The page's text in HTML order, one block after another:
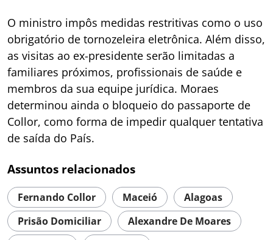
O ministro impôs medidas restritivas como o uso
obrigatório de tornozeleira eletrônica. Além disso,
as visitas ao ex-presidente serão limitadas a
familiares próximos, profissionais de saúde e
membros da sua equipe jurídica. Moraes
determinou ainda o bloqueio do passaporte de
Collor, como forma de impedir qualquer tentativa
de saída do País.
Assuntos relacionados
Fernando Collor Maceió
Alagoas
Prisão Domiciliar
Alexandre De Moares